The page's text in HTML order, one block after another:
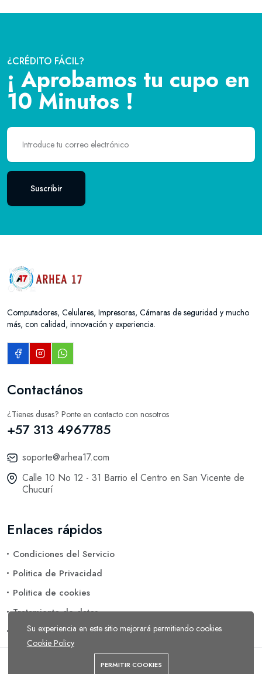
¿CRÉDITO FÁCIL?
¡ Aprobamos tu cupo en
10 Minutos !
Suscribir
Computadores, Celulares, Impresoras, Cámaras de seguridad y mucho
más, con calidad, innovación y experiencia.
Contactános
¿Tienes dusas? Ponte en contacto con nosotros
+57 313 4967785
soporte@arhea17.com
Calle 10 No 12 - 31 Barrio el Centro en San Vicente de
Chucurí
Enlaces rápidos
Condiciones del Servicio
Politica de Privacidad
Politica de cookies
Tratamiento de datos
Eliminación de Datos
Arhea 17 © 2026 Todos los reservados.
Su experiencia en este sitio mejorará permitiendo cookies
Cookie Policy
PERMITIR COOKIES